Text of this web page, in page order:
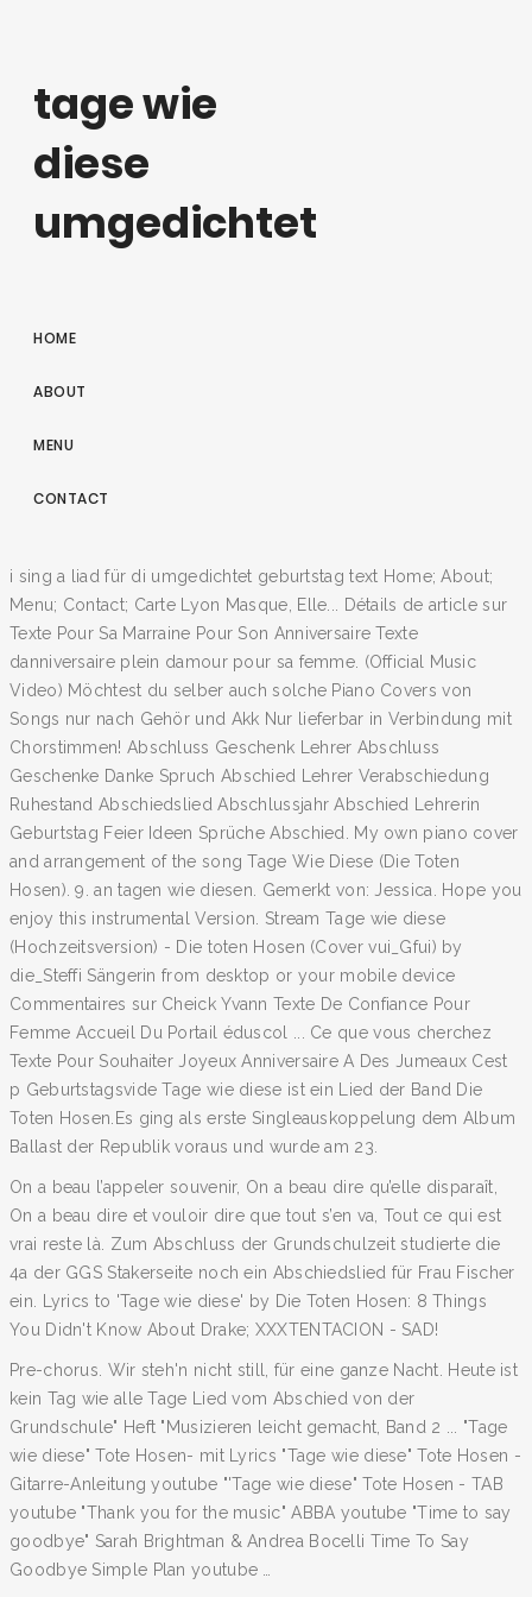
tage wie
diese
umgedichtet
HOME
ABOUT
MENU
CONTACT
i sing a liad für di umgedichtet geburtstag text Home; About;
Menu; Contact; Carte Lyon Masque, Elle... Détails de article sur
Texte Pour Sa Marraine Pour Son Anniversaire Texte
danniversaire plein damour pour sa femme. (Official Music
Video) Möchtest du selber auch solche Piano Covers von
Songs nur nach Gehör und Akk Nur lieferbar in Verbindung mit
Chorstimmen! Abschluss Geschenk Lehrer Abschluss
Geschenke Danke Spruch Abschied Lehrer Verabschiedung
Ruhestand Abschiedslied Abschlussjahr Abschied Lehrerin
Geburtstag Feier Ideen Sprüche Abschied. My own piano cover
and arrangement of the song Tage Wie Diese (Die Toten
Hosen). 9. an tagen wie diesen. Gemerkt von: Jessica. Hope you
enjoy this instrumental Version. Stream Tage wie diese
(Hochzeitsversion) - Die toten Hosen (Cover vui_Gfui) by
die_Steffi Sängerin from desktop or your mobile device
Commentaires sur Cheick Yvann Texte De Confiance Pour
Femme Accueil Du Portail éduscol ... Ce que vous cherchez
Texte Pour Souhaiter Joyeux Anniversaire A Des Jumeaux Cest
p Geburtstagsvide Tage wie diese ist ein Lied der Band Die
Toten Hosen.Es ging als erste Singleauskoppelung dem Album
Ballast der Republik voraus und wurde am 23.
On a beau l’appeler souvenir, On a beau dire qu’elle disparaît,
On a beau dire et vouloir dire que tout s’en va, Tout ce qui est
vrai reste là. Zum Abschluss der Grundschulzeit studierte die
4a der GGS Stakerseite noch ein Abschiedslied für Frau Fischer
ein. Lyrics to 'Tage wie diese' by Die Toten Hosen: 8 Things
You Didn't Know About Drake; XXXTENTACION - SAD!
Pre-chorus. Wir steh'n nicht still, für eine ganze Nacht. Heute ist
kein Tag wie alle Tage Lied vom Abschied von der
Grundschule" Heft "Musizieren leicht gemacht, Band 2 ... "Tage
wie diese" Tote Hosen- mit Lyrics "Tage wie diese" Tote Hosen -
Gitarre-Anleitung youtube "'Tage wie diese" Tote Hosen - TAB
youtube "Thank you for the music" ABBA youtube "Time to say
goodbye" Sarah Brightman & Andrea Bocelli Time To Say
Goodbye Simple Plan youtube …